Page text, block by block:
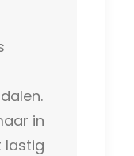
in
lastig